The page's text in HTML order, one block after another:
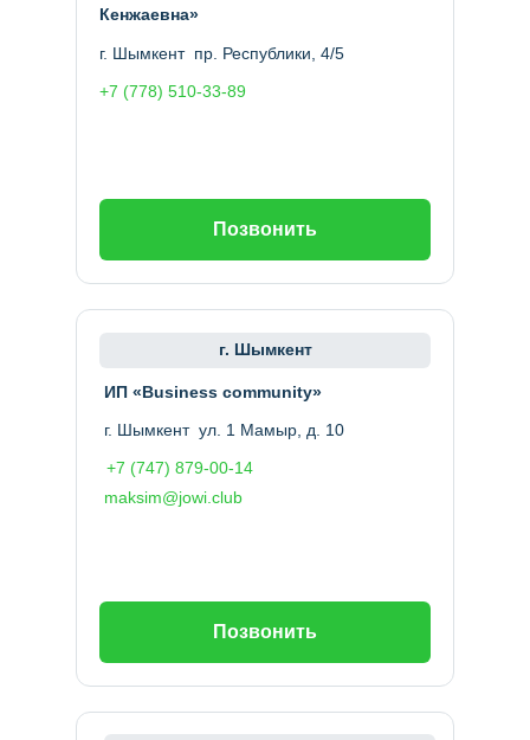
Кенжаевна»
г. Шымкент пр. Республики, 4/5
Позвонить
+7 (778) 510-33-89
ИП «Business community»
г. Шымкент ул. 1 Мамыр, д. 10
maksim@jowi.club
Позвонить
г. Шымкент
+7 (747) 879-00-14